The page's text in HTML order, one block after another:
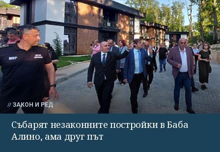
ЗАКОН И РЕД
Събарят незаконните постройки в Баба
Алино, ама друг път